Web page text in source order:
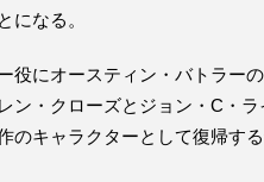
になる。
役にオースティン・バトラー
ン・クローズとジョン・C・
のキャラクターとして復帰する